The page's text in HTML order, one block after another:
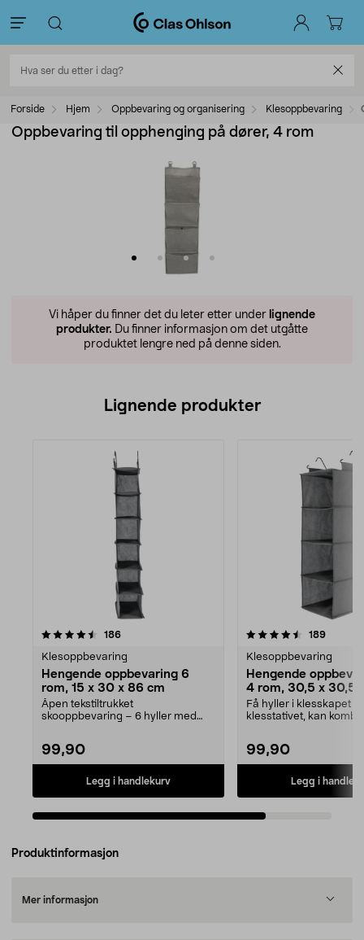
Forside Hjem Oppbevaring og organisering Klesoppbevaring
Oppbevaring til opphenging på dører, 4 rom
Vi håper du finner det du leter etter under lignende
produkter. Du finner informasjon om det utgåtte
produktet lengre ned på denne siden.
Lignende produkter
186anmeldelser
Klesoppbevaring
Hengende oppbevaring 6
rom, 15 x 30 x 86 cm
Åpen tekstiltrukket
skooppbevaring – 6 hyller med
99,90
Legg i handlekurv
4.5av 5 stjerner 189
Klesoppbevaring
Hengende
4 rom, 30,5 x 30,5
Få hyller i klesskapet
klesstativet, kan
99,90
Legg i
Produktinformasjon
Mer informasjon